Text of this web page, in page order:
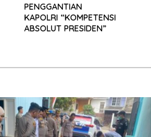
PENGGANTIAN
KAPOLRI “KOMPETENSI
ABSOLUT PRESIDEN”